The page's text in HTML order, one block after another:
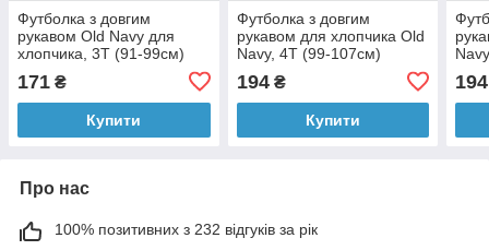
Футболка з довгим
рукавом Old Navy для
хлопчика, 3Т (91-99см)
171 ₴
Купити
Футболка з довгим
рукавом для хлопчика Old
Navy, 4Т (99-107см)
194₴
Купити
194
Про нас
100% позитивних з 232 відгуків за рік